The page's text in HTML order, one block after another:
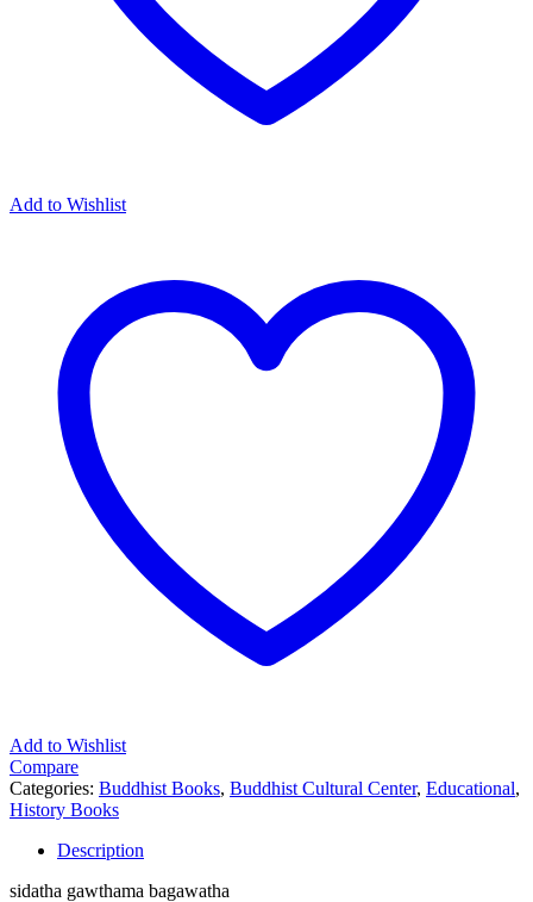
Add to Wishlist
Add to Wishlist
Compare
Categories: Buddhist Books, Buddhist Cultural Center, Educational,
History Books
Description
sidatha gawthama bagawatha